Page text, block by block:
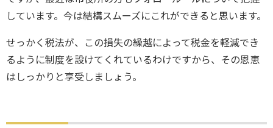
しています。今は結構スムーズにこれができると思います。
せっかく税法が、この損失の繰越によって税金を軽減でき
るように制度を設けてくれているわけですから、その恩恵
はしっかりと享受しましょう。